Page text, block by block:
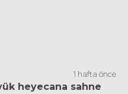
1 hafta önce
heyecana sahne